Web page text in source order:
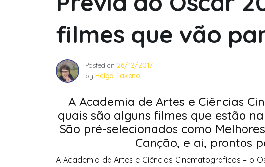
O RPG: Uma Jornada Pela
Já começou! 21ª Campinas
filmes que vão
Posted on 26/12/2017
by Helga Takeno
A Academia de Artes e Ciências
quais são alguns filmes que estão
São pré-selecionados como
Canção, e ai, prontos
A Academia de Artes e Ciências Cinematográficas – o